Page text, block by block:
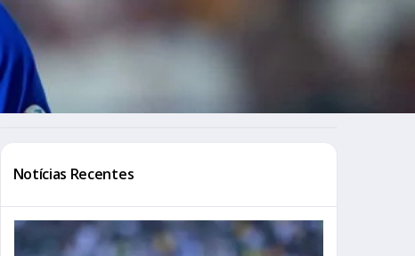
Notícias Recentes